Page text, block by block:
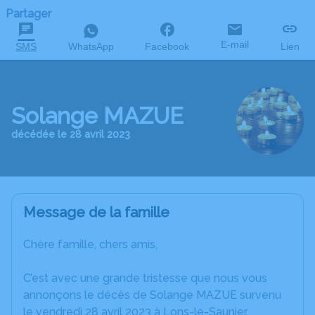
Partager
SMS WhatsApp Facebook E-mail Lien
Solange MAZUE
décédée le 28 avril 2023
Message de la famille
Chère famille, chers amis,
C’est avec une grande tristesse que nous vous
annonçons le décès de Solange MAZUE survenu
le vendredi 28 avril 2023 à Lons-le-Saunier.